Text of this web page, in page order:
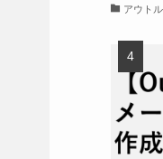
アウト